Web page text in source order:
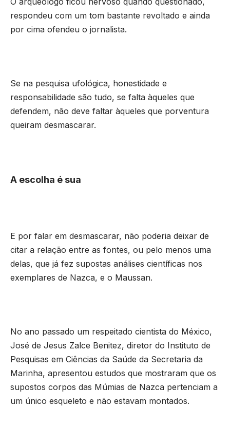
respondeu com um tom bastante revoltado e ainda
por cima ofendeu o jornalista.
Se na pesquisa ufológica, honestidade e
responsabilidade são tudo, se falta àqueles que
defendem, não deve faltar àqueles que porventura
queiram desmascarar.
A escolha é sua
E por falar em desmascarar, não poderia deixar de
citar a relação entre as fontes, ou pelo menos uma
delas, que já fez supostas análises científicas nos
exemplares de Nazca, e o Maussan.
No ano passado um respeitado cientista do México,
José de Jesus Zalce Benitez, diretor do Instituto de
Pesquisas em Ciências da Saúde da Secretaria da
Marinha, apresentou estudos que mostraram que os
supostos corpos das Múmias de Nazca pertenciam a
um único esqueleto e não estavam montados.